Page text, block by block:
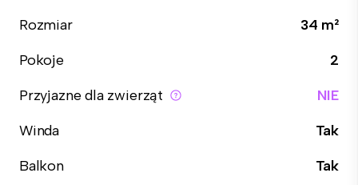
Rozmiar
34 m²
Pokoje
2
Przyjazne dla zwierząt
NIE
Winda
Tak
Balkon
Tak